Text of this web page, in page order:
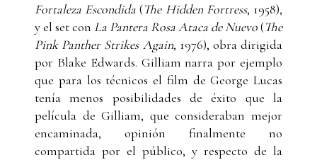
Fortaleza Escondida (The Hidden Fortress, 1958),
y el set con La Pantera Rosa Ataca de Nuevo(The
Pink Panther Strikes Again, 1976), obra dirigida
por Blake Edwards. Gilliam narra por ejemplo
que para los técnicos el film de George Lucas
tenía menos posibilidades de éxito que la
película de Gilliam, que consideraban mejor
encaminada, opinión finalmente no
compartida por el público, y respecto de la